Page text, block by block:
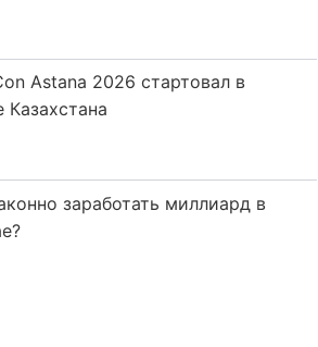
Astana 2026 стартовал в
Казахстана
заработать миллиард в